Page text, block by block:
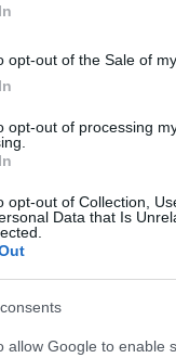
opt-out of the Sale of
opt-out of processing
opt-out of Collection,
Data that Is
allow Google to enable
en el mundo de
Existen
Una vez que
almacenar tus
tradicional, las
de la protección